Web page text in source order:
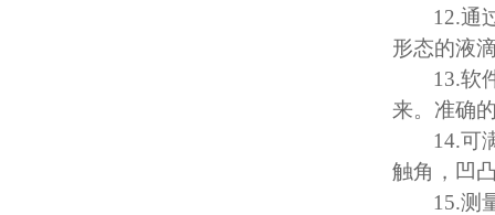
12.通
形态的液
13.软
来。准确
14.可
触角，凹
15.测